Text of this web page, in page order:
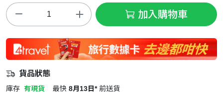
加入購物車
貨品狀態
庫存 有現貨 最快 8月13日* 前送貨